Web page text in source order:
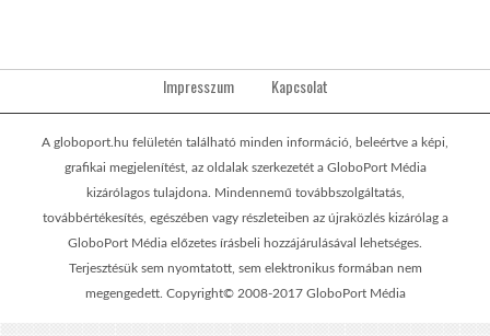
Impresszum Kapcsolat
A globoport.hu felületén található minden információ, beleértve a képi,
grafikai megjelenítést, az oldalak szerkezetét a GloboPort Média
kizárólagos tulajdona. Mindennemű továbbszolgáltatás,
továbbértékesítés, egészében vagy részleteiben az újraközlés kizárólag a
GloboPort Média előzetes írásbeli hozzájárulásával lehetséges.
Terjesztésük sem nyomtatott, sem elektronikus formában nem
megengedett. Copyright© 2008-2017 GloboPort Média